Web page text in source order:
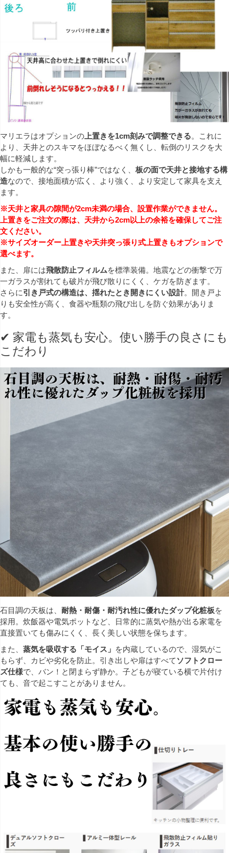
マリエラはオプションの 上置きを1cm刻みで調整できる。これに
より、天井とのスキマをほぼなるべく無くし、転倒のリスクを大
幅に軽減します。
しかも一般的な“突っ張り棒”ではなく、 板の面で天井と接地する構
造なので、接地面積が広く、より強く、より安定して家具を支え
ます。
※天井と家具の隙間が2cm未満の場合、設置作業ができません。
上置きをご注文の際は、 天井から2cm以上の余裕を確保してご注
文ください。
※サイズオーダー上置きや天井突っ張り式上置き もオプションで
選べます。
また、扉には飛散防止フィルムを標準装備。地震などの衝撃で万
一ガラスが割れても破片が飛び散りにくく、ケガを防ぎます。
さらに引き戸式の構造は、揺れたとき開きにくい設計。開き戸よ
りも安全性が高く、食器や瓶類の飛び出しを防ぐ効果がありま
す。
✔ 家電も蒸気も安心。使い勝手の良さにも
こだわり
石目調の天板は、 耐熱・耐傷・耐汚れ性に優れたダップ化粧板を
採用。炊飯器や電気ポットなど、日常的に蒸気や熱が出る家電を
直接置いても傷みにくく、長く美しい状態を保ちます。
また、 蒸気を吸収する「モイス」 を内蔵しているので、湿気がこ
もらず、カビや劣化を防止。引き出しや扉はすべて ソフトクロー
ズ仕様で、バン！と閉まらず静か。子どもが寝ている横で片付け
ても、音で起こすことがありません。